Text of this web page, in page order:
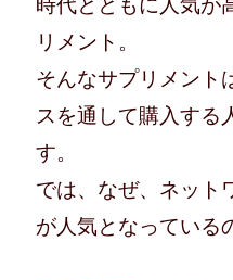
時代とともに人気が
リメント。
そんなサプリメント
スを通して購入する
す。
では、なぜ、ネット
が人気となっている